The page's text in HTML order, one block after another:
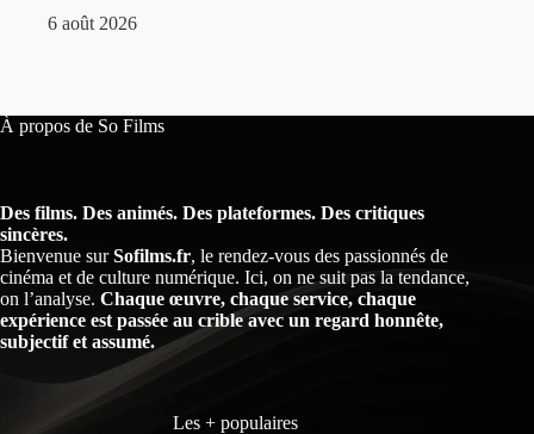
6 août 2026
À propos de So Films
Des films. Des animés. Des plateformes. Des critiques
sincères.
Bienvenue surSofilms.fr, le rendez-vous des passionnés de
cinéma et de culture numérique. Ici, on ne suit pas la tendance,
on l’analyse. Chaque œuvre, chaque service, chaque
expérience est passée au crible avec un regard honnête,
subjectif et assumé.
Les + populaires